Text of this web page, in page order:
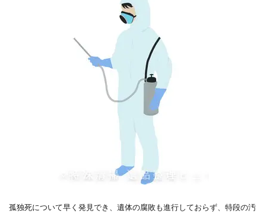
孤独死について早く発見でき、遺体の腐敗も進行しておらず、特段の汚